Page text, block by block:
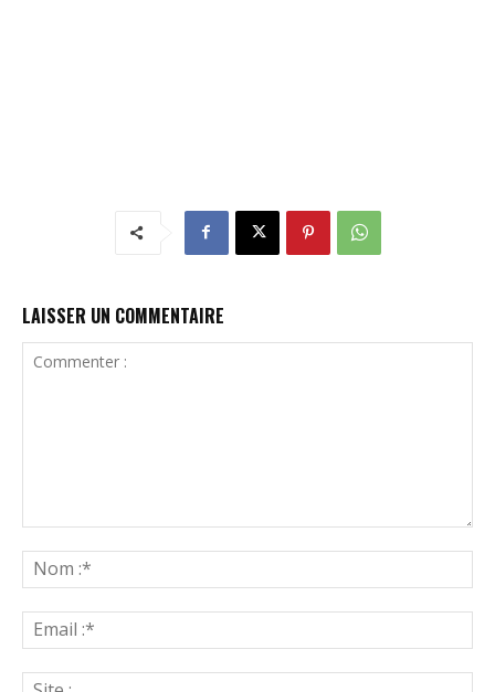
LAISSER UN COMMENTAIRE
:*
:*